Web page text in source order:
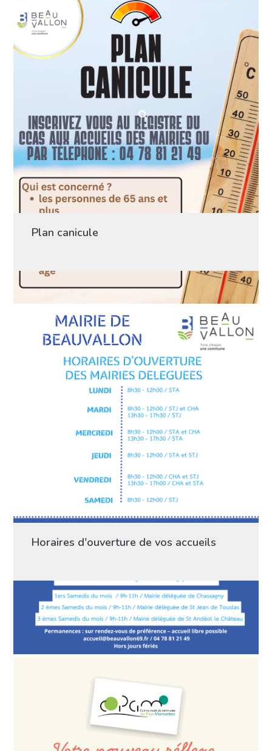
Plan canicule
Horaires d'ouverture de vos accueils